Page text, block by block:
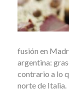
fusión en
argentina:
contrario a lo
norte de Italia.